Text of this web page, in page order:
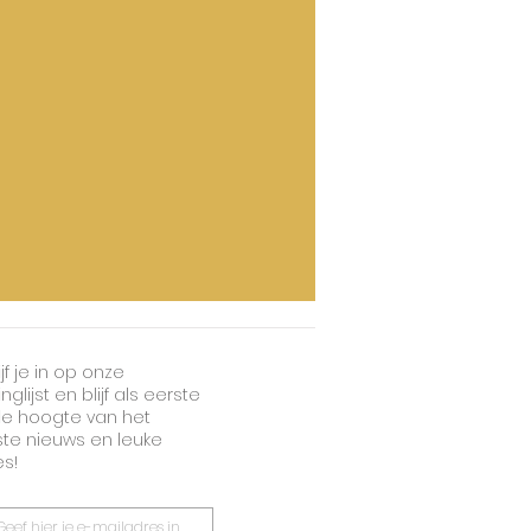
je in op onze
en blijf als eerste
hoogte van het
nieuws en leuke